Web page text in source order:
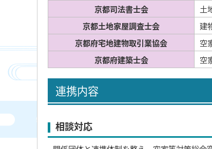
京都司法書士会
土
京都土地家屋調査士会
建
京都府宅地建物取引業協会
空
京都府建築士会
空
連携内容
相談対応